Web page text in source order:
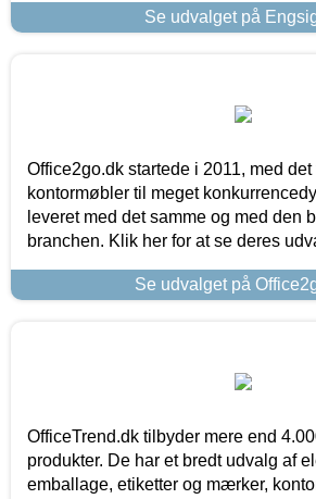
Se udvalget på
Office2go.dk startede i 2011, med
kontormøbler til meget
leveret med det samme og med den
branchen. Klik her for at se deres
Se udvalget på
OfficeTrend.dk tilbyder mere end
produkter. De har et bredt udvalg af
emballage, etiketter og mærker,